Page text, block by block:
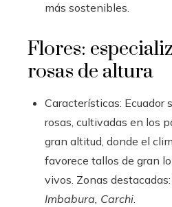
más sostenibles.
Flores:
rosas de altura
Características: Ecuador
rosas, cultivadas en los
gran altitud, donde el
favorece tallos de gran
vivos. Zonas destacadas:
Imbabura, Carchi.